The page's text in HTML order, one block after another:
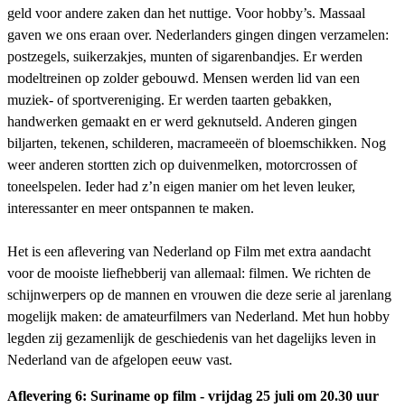
geld voor andere zaken dan het nuttige. Voor hobby’s. Massaal
gaven we ons eraan over. Nederlanders gingen dingen verzamelen:
postzegels, suikerzakjes, munten of sigarenbandjes. Er werden
modeltreinen op zolder gebouwd. Mensen werden lid van een
muziek- of sportvereniging. Er werden taarten gebakken,
handwerken gemaakt en er werd geknutseld. Anderen gingen
biljarten, tekenen, schilderen, macrameeën of bloemschikken. Nog
weer anderen stortten zich op duivenmelken, motorcrossen of
toneelspelen. Ieder had z’n eigen manier om het leven leuker,
interessanter en meer ontspannen te maken.
Het is een aflevering van Nederland op Film met extra aandacht
voor de mooiste liefhebberij van allemaal: filmen. We richten de
schijnwerpers op de mannen en vrouwen die deze serie al jarenlang
mogelijk maken: de amateurfilmers van Nederland. Met hun hobby
legden zij gezamenlijk de geschiedenis van het dagelijks leven in
Nederland van de afgelopen eeuw vast.
Aflevering 6: Suriname op film - vrijdag 25 juli om 20.30 uur